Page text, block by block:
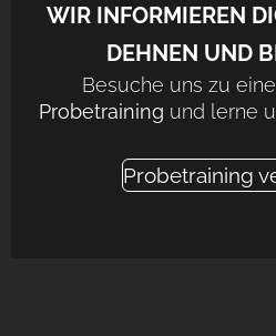
WIR INFORMIEREN
DEHNEN UND
Besuche uns zu
Probetraining und lerne
Probetraining